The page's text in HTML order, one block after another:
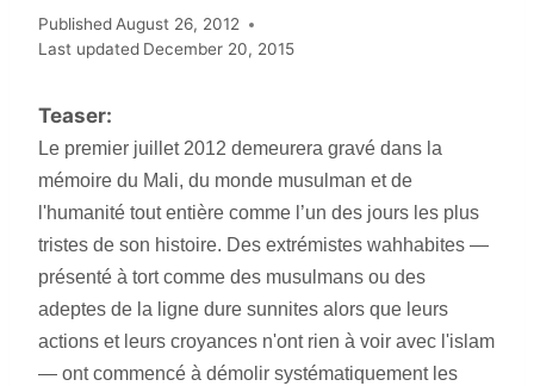
Published August 26, 2012
Last updated December 20, 2015
Teaser:
Le premier juillet 2012 demeurera gravé dans la
mémoire du Mali, du monde musulman et de
l'humanité tout entière comme l’un des jours les plus
tristes de son histoire. Des extrémistes wahhabites —
présenté à tort comme des musulmans ou des
adeptes de la ligne dure sunnites alors que leurs
actions et leurs croyances n'ont rien à voir avec l'islam
— ont commencé à démolir systématiquement les